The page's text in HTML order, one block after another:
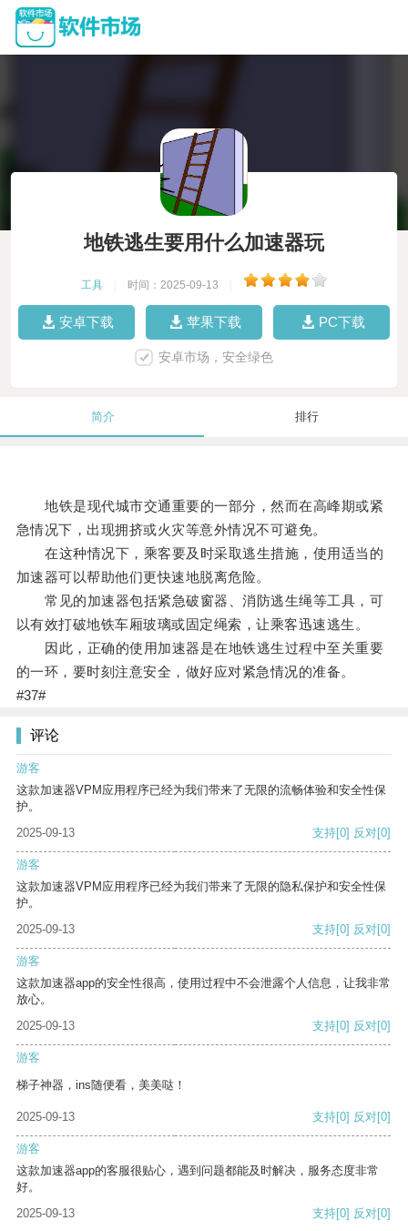
地铁逃生要用什么加速器玩
工具 时间：2025-09-13
安卓下载 苹果下载 PC下载
安卓市场，安全绿色
简介 排行
地铁是现代城市交通重要的一部分，然而在高峰期或紧
急情况下，出现拥挤或火灾等意外情况不可避免。
在这种情况下，乘客要及时采取逃生措施，使用适当的
加速器可以帮助他们更快速地脱离危险。
常见的加速器包括紧急破窗器、消防逃生绳等工具，可
以有效打破地铁车厢玻璃或固定绳索，让乘客迅速逃生。
因此，正确的使用加速器是在地铁逃生过程中至关重要
的一环，要时刻注意安全，做好应对紧急情况的准备。
#37#
评论
游客
这款加速器VPM应用程序已经为我们带来了无限的流畅体验和安全性保
护。
2025-09-13
支持[0] 反对[0]
游客
这款加速器VPM应用程序已经为我们带来了无限的隐私保护和安全性保
护。
2025-09-13
支持[0] 反对[0]
游客
这款加速器app的安全性很高，使用过程中不会泄露个人信息，让我非常
放心。
2025-09-13
支持[0] 反对[0]
游客
梯子神器，ins随便看，美美哒！
2025-09-13 支持[0] 反对[0]
游客
这款加速器app的客服很贴心，遇到问题都能及时解决，服务态度非常
好。
2025-09-13
支持[0] 反对[0]